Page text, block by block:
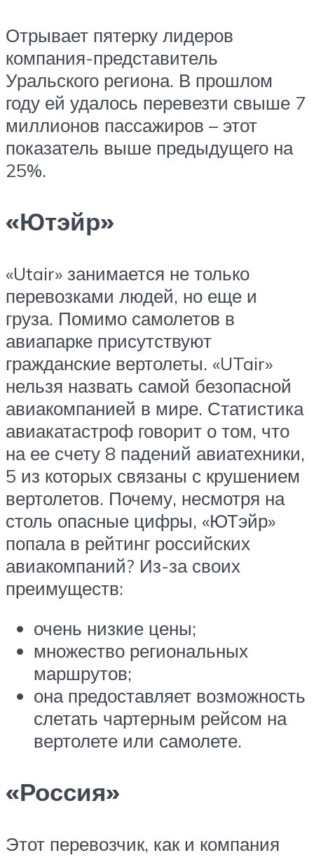
Отрывает пятерку лидеров
компания-представитель
Уральского региона. В прошлом
году ей удалось перевезти свыше 7
миллионов пассажиров – этот
показатель выше предыдущего на
25%.
«Ютэйр»
«Utair» занимается не только
перевозками людей, но еще и
груза. Помимо самолетов в
авиапарке присутствуют
гражданские вертолеты. «UTair»
нельзя назвать самой безопасной
авиакомпанией в мире. Статистика
авиакатастроф говорит о том, что
на ее счету 8 падений авиатехники,
5 из которых связаны с крушением
вертолетов. Почему, несмотря на
столь опасные цифры, «ЮТэйр»
попала в рейтинг российских
авиакомпаний? Из-за своих
преимуществ:
очень низкие цены;
множество региональных
маршрутов;
она предоставляет возможность
слетать чартерным рейсом на
вертолете или самолете.
«Россия»
Этот перевозчик, как и компания